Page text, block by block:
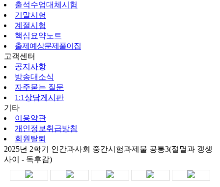
출석수업대체시험
기말시험
계절시험
핵심요약노트
출제예상문제풀이집
고객센터
공지사항
방송대소식
자주묻는 질문
1:1상담게시판
기타
이용약관
개인정보취급방침
회원탈퇴
2025년 2학기 인간과사회 중간시험과제물 공통3(절멸과 갱생
사이 - 독후감)